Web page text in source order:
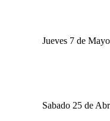
Jueves 7 de
Sabado 25 de